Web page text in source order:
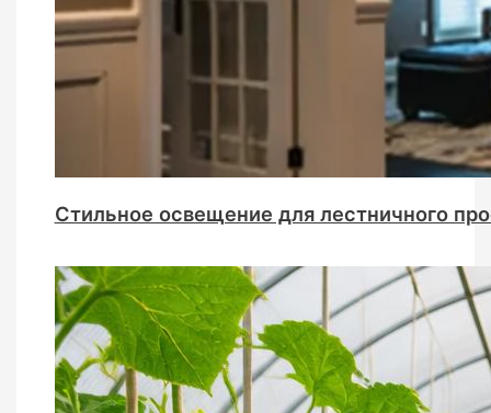
Стильное освещение для лестничного